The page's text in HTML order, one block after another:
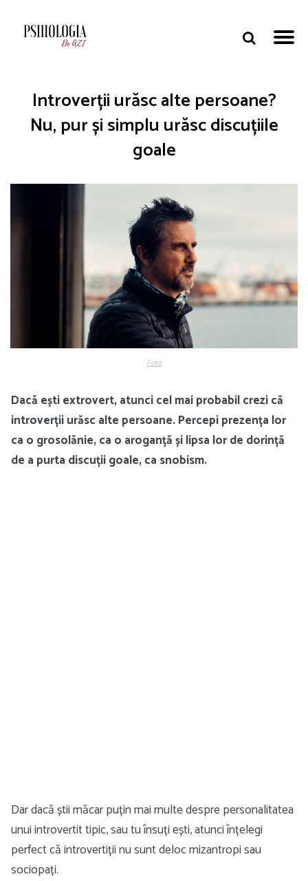
Introverții urăsc alte persoane?
Nu, pur și simplu urăsc discuțiile
goale
Foto
Dacă ești extrovert, atunci cel mai probabil crezi că
introverții urăsc alte persoane. Percepi prezența lor
ca o grosolănie, ca o aroganță și lipsa lor de dorință
de a purta discuții goale, ca snobism.
Dar dacă știi măcar puțin mai multe despre personalitatea
unui introvertit tipic, sau tu însuți ești, atunci înțelegi
perfect că introvertiții nu sunt deloc mizantropi sau
sociopați.